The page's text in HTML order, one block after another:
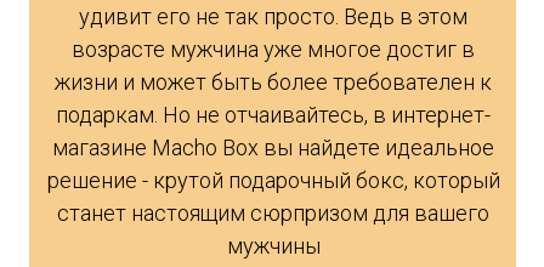
удивит его не так просто. Ведь в этом
возрасте мужчина уже многое достиг в
жизни и может быть более требователен к
подаркам. Но не отчаивайтесь, в интернет-
магазине Macho Box вы найдете идеальное
решение - крутой подарочный бокс, который
станет настоящим сюрпризом для вашего
мужчины